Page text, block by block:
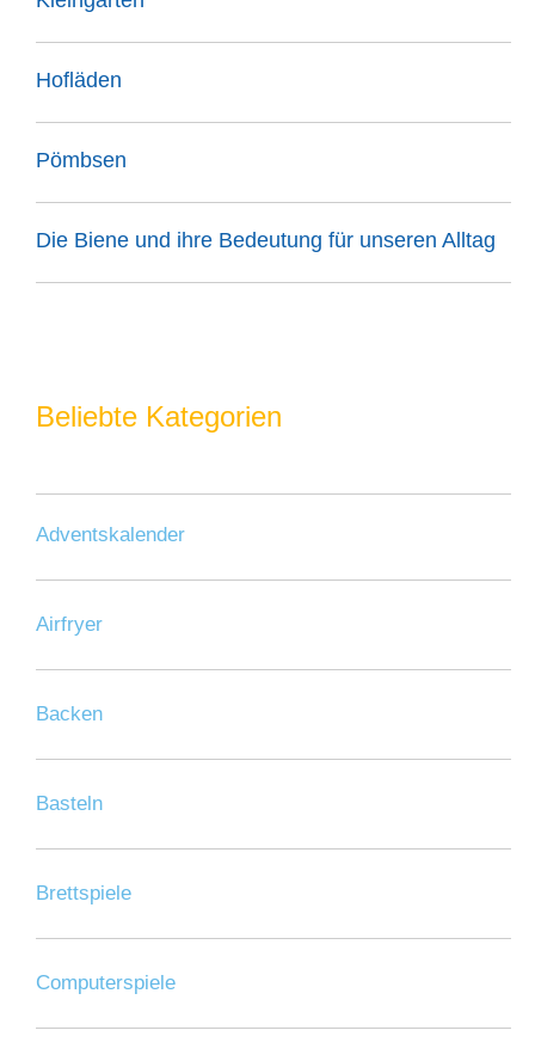
Hofläden
Pömbsen
Die Biene und ihre Bedeutung für unseren Alltag
Beliebte Kategorien
Adventskalender
Airfryer
Backen
Basteln
Brettspiele
Computerspiele